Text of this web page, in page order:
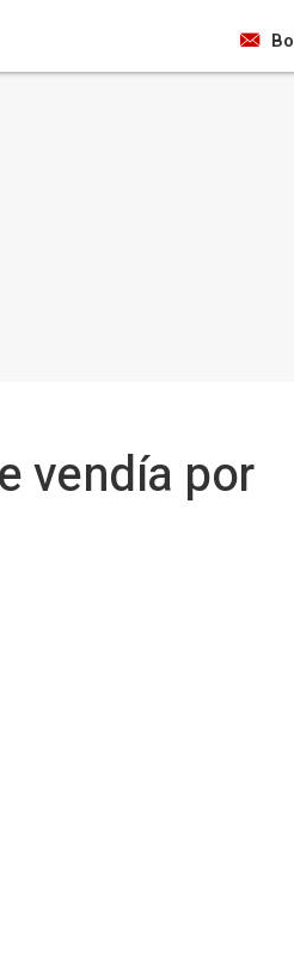
vendía por